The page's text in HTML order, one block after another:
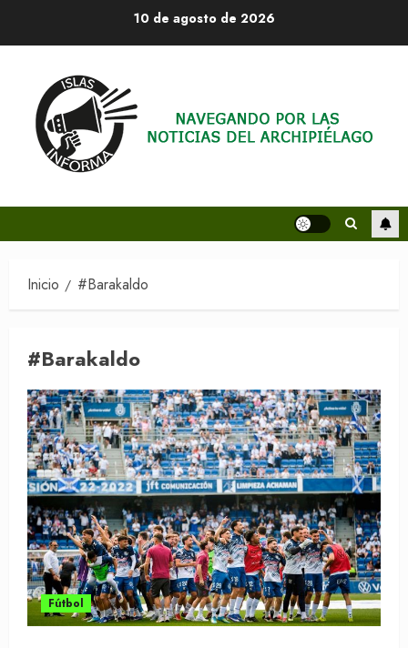
10 de agosto de 2026
Inicio #Barakaldo
#Barakaldo
Fútbol